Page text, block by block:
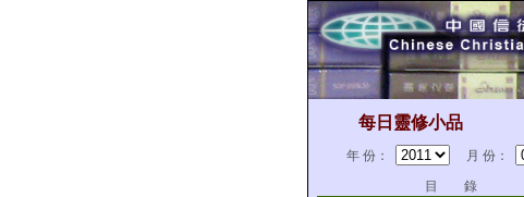
每日靈修小品
年 份：
月 份：
目 錄